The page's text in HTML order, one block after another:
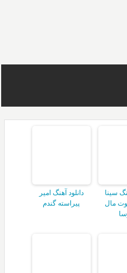
سینا
مال
دانلود آهنگ امیر
پیراسته گندم